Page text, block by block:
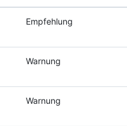
Empfehlung
Warnung
Warnung